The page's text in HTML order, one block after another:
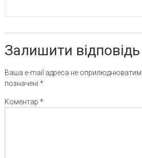
Залишити відповідь
Ваша e-mail адреса не
позначені *
Коментар *